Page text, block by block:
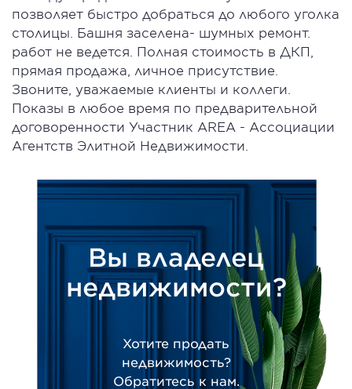
позволяет быстро добраться до любого уголка
столицы. Башня заселена- шумных ремонт.
работ не ведется. Полная стоимость в ДКП,
прямая продажа, личное присутствие.
Звоните, уважаемые клиенты и коллеги.
Показы в любое время по предварительной
договоренности Участник AREA - Ассоциации
Агентств Элитной Недвижимости.
Вы владелец
недвижимости?
Хотите продать
недвижимость?
Обратитесь к нам.